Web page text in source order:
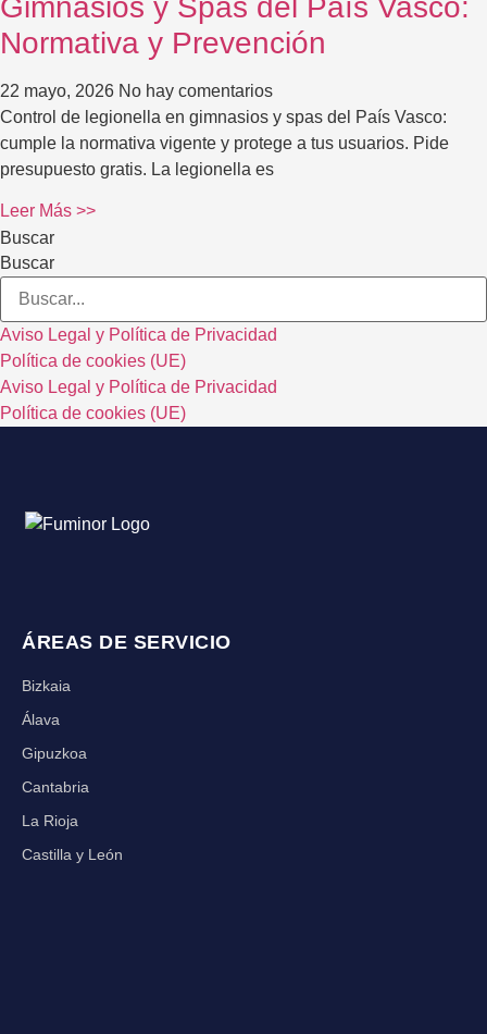
Gimnasios y Spas del País Vasco:
Normativa y Prevención
22 mayo, 2026 No hay comentarios
Control de legionella en gimnasios y spas del País Vasco:
cumple la normativa vigente y protege a tus usuarios. Pide
presupuesto gratis. La legionella es
Leer Más >>
Buscar
Buscar
Aviso Legal y Política de Privacidad
Política de cookies (UE)
Aviso Legal y Política de Privacidad
Política de cookies (UE)
ÁREAS DE SERVICIO
Bizkaia
Álava
Gipuzkoa
Cantabria
La Rioja
Castilla y León